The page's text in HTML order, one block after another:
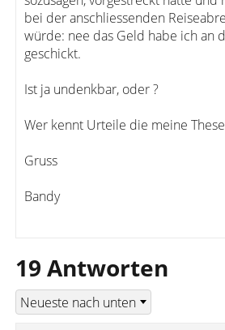
bei der anschliessenden
würde: nee das Geld habe ich an
geschickt.
Ist ja undenkbar, oder ?
Wer kennt Urteile die meine
Gruss
Bandy
19 Antworten